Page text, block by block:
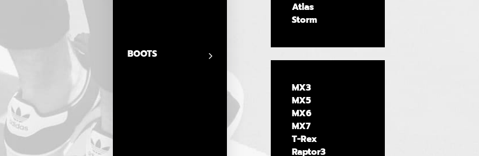
Atlas
Storm
BOOTS
MX3
MX5
MX6
MX7
T-Rex
Raptor3